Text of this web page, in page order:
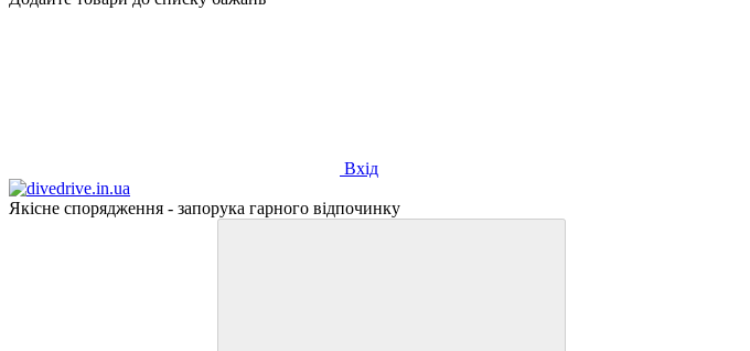
Вхід
Якісне спорядження - запорука гарного відпочинку